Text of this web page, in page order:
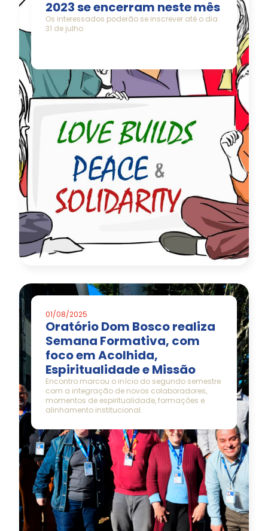
2023 se encerram neste mês
Os interessados poderão se inscrever até o dia
31 de julho
01/08/2025
Oratório Dom Bosco realiza
Semana Formativa, com
foco em Acolhida,
Espiritualidade e Missão
Encontro marcou o início do segundo semestre
com a integração de novos colaboradores,
momentos de espiritualidade, formações e
alinhamento institucional.